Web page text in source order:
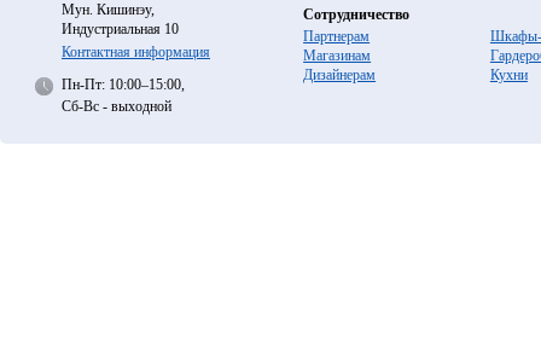
Мун. Кишинэу,
Индустриальная 10
Контактная информация
Пн-Пт: 10:00–15:00,
Сб-Вс - выходной
Сотрудничество
Партнерам
Магазинам
Дизайнерам
Шкафы-
Кухни